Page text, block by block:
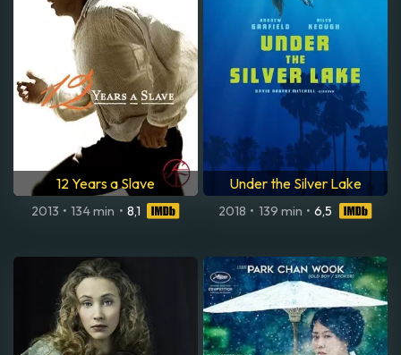
12 Years a Slave
2013 • 134 min • 8,1
Under the Silver Lake
2018 • 139 min • 6,5